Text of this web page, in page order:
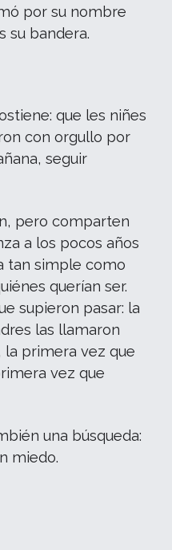
por su nombre
su bandera.
que les niñes
con orgullo por
seguir
pero comparten
a los pocos años
tan simple como
querían ser.
supieron pasar: la
las llamaron
primera vez que
vez que
una búsqueda:
miedo.